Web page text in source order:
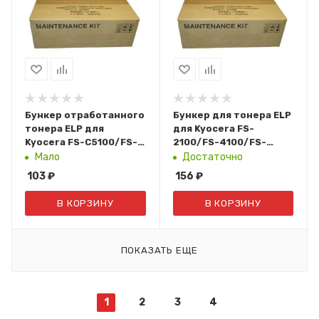
Бункер отработанного
тонера ELP для
Kyocera FS-C5100/FS-
C5200/FS-C5300/FS-
C5350 (WT-560) ELP-
WT-560
Мало
103₽
В КОРЗИНУ
Бункер для тонера ELP
для Kyocera FS-
2100/FS-4100/FS-
4200/FS-
4300/P3045/P3050/
WT-3100 ELP-WT-3100
Достаточно
156 ₽
В КОРЗИНУ
ПОКАЗАТЬ ЕЩЕ
1 2 3 4